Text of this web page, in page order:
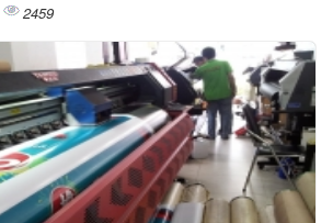
2459